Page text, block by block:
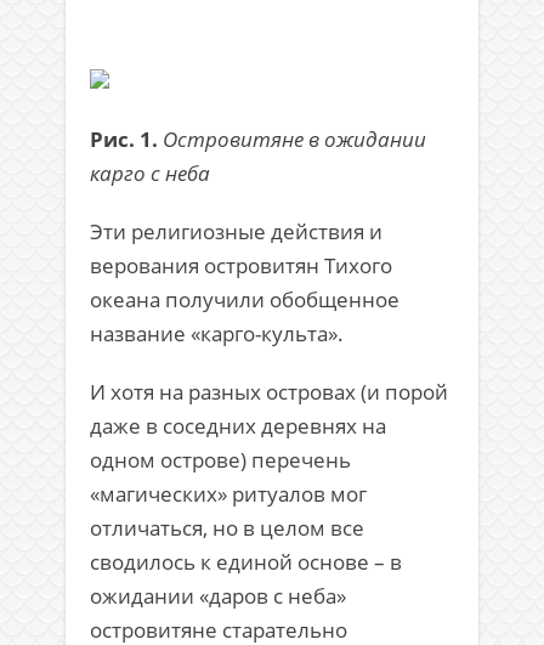
Рис. 1. Островитяне в ожидании
карго с неба
Эти религиозные действия и
верования островитян Тихого
океана получили обобщенное
название «карго-культа».
И хотя на разных островах (и порой
даже в соседних деревнях на
одном острове) перечень
«магических» ритуалов мог
отличаться, но в целом все
сводилось к единой основе – в
ожидании «даров с неба»
островитяне старательно